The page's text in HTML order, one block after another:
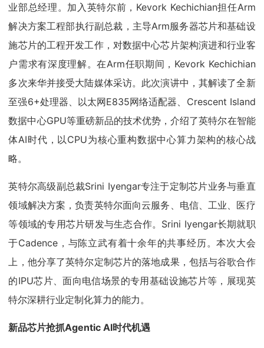
业部总经理。加入英特尔前，Kevork Kechichian担任Arm
解决方案工程部执行副总裁，主导Arm服务器芯片和基础设
施芯片的工程开发工作，对数据中心芯片架构演进和行业客
户需求有深度理解。在Arm任职期间，Kevork Kechichian
多次来华并接受大陆媒体采访。此次演讲中，其解读了全新
至强6+处理器、以太网E835网络适配器、Crescent Island
数据中心GPU等重磅新品的技术优势，介绍了英特尔在智能
体AI时代，以CPU为核心重构数据中心算力架构的核心战
略。
英特尔高级副总裁Srini Iyengar专注于定制芯片业务与垂直
领域解决方案，负责英特尔面向云服务、电信、工业、医疗
等领域的专用芯片研发与生态合作。Srini Iyengar长期就职
于Cadence，与陈立武有着十余年的共事经历。本次大会
上，他分享了英特尔定制芯片的落地成果，包括与谷歌合作
的IPU芯片、面向电信场景的专用基础设施芯片等，展现英
特尔深耕行业定制化算力的能力。
新品芯片抢抓Agentic AI时代机遇